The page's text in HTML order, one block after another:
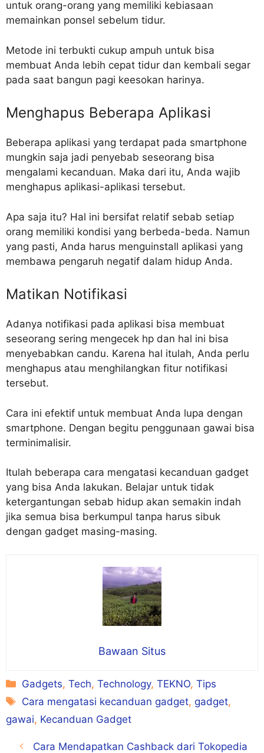
untuk orang-orang yang memiliki kebiasaan
memainkan ponsel sebelum tidur.
Metode ini terbukti cukup ampuh untuk bisa
membuat Anda lebih cepat tidur dan kembali segar
pada saat bangun pagi keesokan harinya.
Menghapus Beberapa Aplikasi
Beberapa aplikasi yang terdapat pada smartphone
mungkin saja jadi penyebab seseorang bisa
mengalami kecanduan. Maka dari itu, Anda wajib
menghapus aplikasi-aplikasi tersebut.
Apa saja itu? Hal ini bersifat relatif sebab setiap
orang memiliki kondisi yang berbeda-beda. Namun
yang pasti, Anda harus menguinstall aplikasi yang
membawa pengaruh negatif dalam hidup Anda.
Matikan Notifikasi
Adanya notifikasi pada aplikasi bisa membuat
seseorang sering mengecek hp dan hal ini bisa
menyebabkan candu. Karena hal itulah, Anda perlu
menghapus atau menghilangkan fitur notifikasi
tersebut.
Cara ini efektif untuk membuat Anda lupa dengan
smartphone. Dengan begitu penggunaan gawai bisa
terminimalisir.
Itulah beberapa cara mengatasi kecanduan gadget
yang bisa Anda lakukan. Belajar untuk tidak
ketergantungan sebab hidup akan semakin indah
jika semua bisa berkumpul tanpa harus sibuk
dengan gadget masing-masing.
Bawaan Situs
Kategori
Gadgets,Tech,Technology,TEKNO,Tips
Tag
Cara mengatasi kecanduan gadget, gadget,
gawai, Kecanduan Gadget
Cara Mendapatkan Cashback dari Tokopedia